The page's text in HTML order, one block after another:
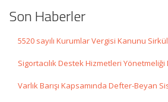
Son Haberler
5520 sayılı Kurumlar Vergisi Kanunu
Sigortacılık Destek Hizmetleri Yönetmeliği
Varlık Barışı Kapsamında Defter-Beyan